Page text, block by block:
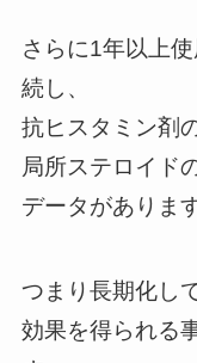
さらに1年以上
続し、
抗ヒスタミン剤
局所ステロイド
データがあります
つまり長期化し
効果を得られる